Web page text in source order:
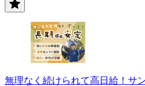
無理なく続けられて高日給！サ